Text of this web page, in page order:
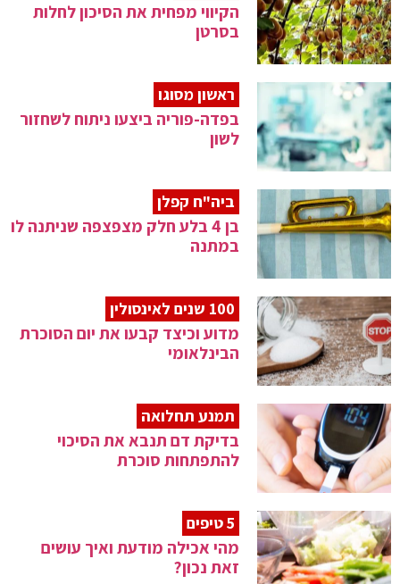
הקיווי מפחית את הסיכון לחלות
בסרטן
ראשון מסוגו
בפדה-פוריה ביצעו ניתוח לשחזור
לשון
ביה"ח קפלן
בן 4 בלע חלק מצפצפה שניתנה לו
במתנה
100 שנים לאינסולין
מדוע וכיצד קבעו את יום הסוכרת
הבינלאומי
תמנע תחלואה
בדיקת דם תנבא את הסיכוי
להתפתחות סוכרת
5 טיפים
מהי אכילה מודעת ואיך עושים
זאת נכון?